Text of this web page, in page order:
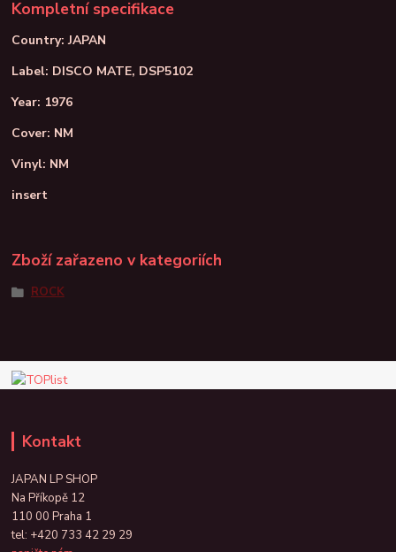
Kompletní specifikace
Country: JAPAN
Label: DISCO MATE, DSP5102
Year: 1976
Cover: NM
Vinyl: NM
insert
Zboží zařazeno v kategoriích
ROCK
Kontakt
JAPAN LP SHOP
Na Příkopě 12
110 00 Praha 1
tel: +420 733 42 29 29